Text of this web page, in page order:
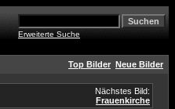
Erweiterte Suche
Top Bilder Neue Bilder
Nächstes Bild:
Frauenkirche